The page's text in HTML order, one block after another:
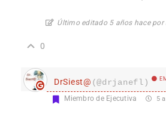
Último editado 5 años hace por
0
DrSiest@ (@drjanefl)
Miembro de Ejecutiva 5